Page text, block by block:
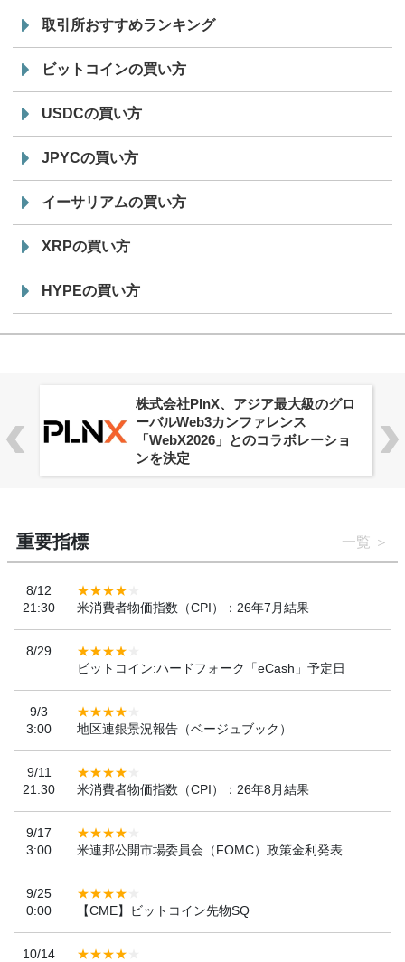
取引所おすすめランキング
ビットコインの買い方
USDCの買い方
JPYCの買い方
イーサリアムの買い方
XRPの買い方
HYPEの買い方
Aster Vault、全ユーザー向けに提供
開始
重要指標 一覧
8/12
21:30
米消費者物価指数（CPI）：26年7月結果
8/29
ビットコイン:ハードフォーク「eCash」予定日
9/3
3:00
地区連銀景況報告（ベージュブック）
9/11
21:30
米消費者物価指数（CPI）：26年8月結果
9/17
3:00
米連邦公開市場委員会（FOMC）政策金利発表
9/25
0:00
【CME】ビットコイン先物SQ
10/14